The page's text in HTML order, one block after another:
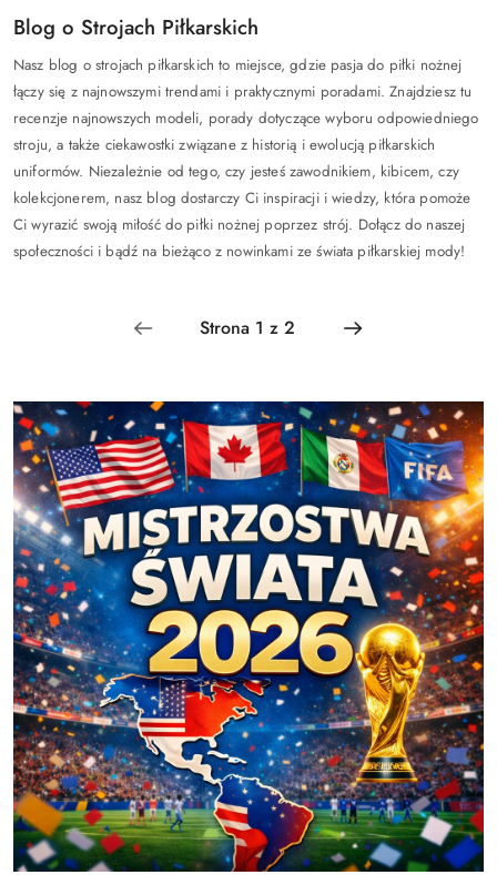
Blog o Strojach Piłkarskich
Nasz blog o strojach piłkarskich to miejsce, gdzie pasja do piłki nożnej
łączy się z najnowszymi trendami i praktycznymi poradami. Znajdziesz tu
recenzje najnowszych modeli, porady dotyczące wyboru odpowiedniego
stroju, a także ciekawostki związane z historią i ewolucją piłkarskich
uniformów. Niezależnie od tego, czy jesteś zawodnikiem, kibicem, czy
kolekcjonerem, nasz blog dostarczy Ci inspiracji i wiedzy, która pomoże
Ci wyrazić swoją miłość do piłki nożnej poprzez strój. Dołącz do naszej
społeczności i bądź na bieżąco z nowinkami ze świata piłkarskiej mody!